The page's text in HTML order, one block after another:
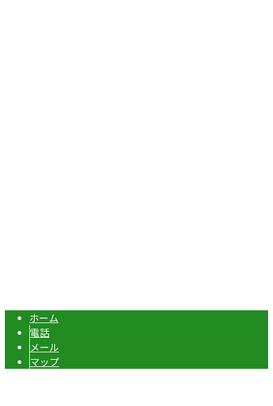
ホーム
電話
メール
マップ